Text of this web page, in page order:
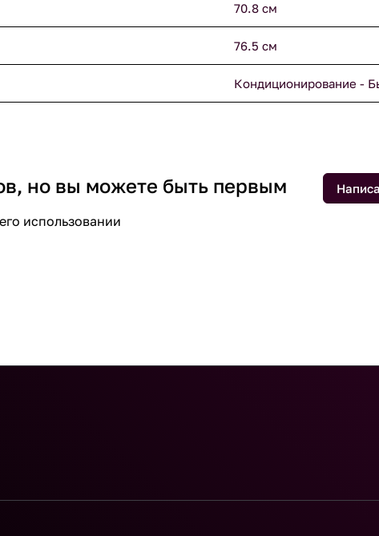
70.8 см
76.5 см
Кондиционирование -
но вы можете быть первым
использовании